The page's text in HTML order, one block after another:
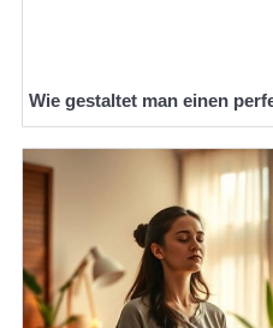
Wie gestaltet man einen